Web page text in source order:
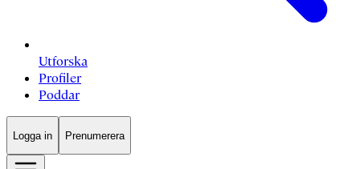
Utforska
Profiler
Poddar
Logga in Prenumerera